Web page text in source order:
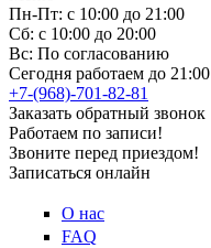
Пн-Пт: с 10:00 до 21:00
Сб: с 10:00 до 20:00
Вс: По согласованию
Сегодня работаем до 21:00
+7-(968)-701-82-81
Заказать обратный звонок
Работаем по записи!
Звоните перед приездом!
Записаться онлайн
О нас
FAQ